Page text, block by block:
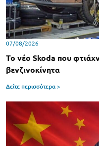
07/08/2026
Το νέο Skoda που
βενζινοκίνητα
Δείτε περισσότερα >